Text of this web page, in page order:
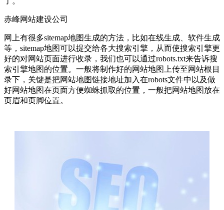
赤峰网站建设公司
网上有很多sitemap地图生成的方法，比如在线生成、软件生成
等，sitemap地图可以提交给各大搜索引擎，从而使搜索引擎更
好的对网站页面进行收录，我们也可以通过robots.txt来告诉搜
索引擎地图的位置。一般将制作好的网站地图上传至网站根目
录下，关键是把网站地图链接地址加入在robots文件中以及做
好网站地图在页面方便蜘蛛抓取的位置，一般把网站地图放在
页眉和页脚位置。